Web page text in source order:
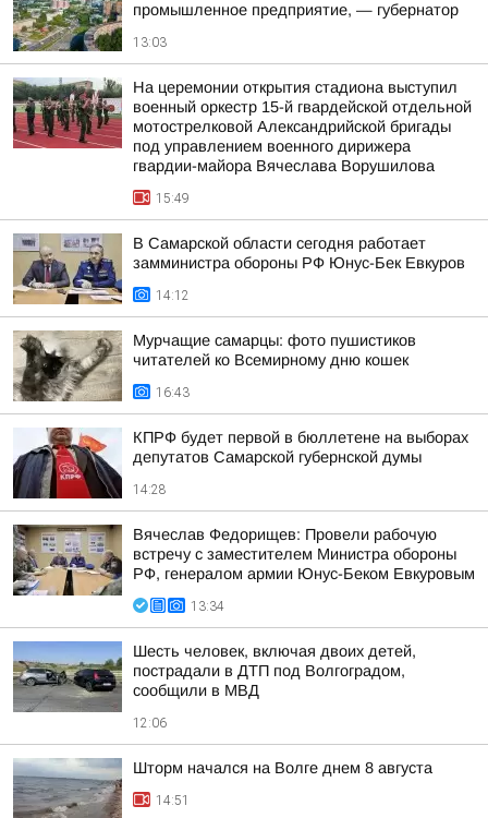
промышленное предприятие, — губернатор
13:03
На церемонии открытия стадиона выступил
военный оркестр 15-й гвардейской отдельной
мотострелковой Александрийской бригады
под управлением военного дирижера
гвардии-майора Вячеслава Ворушилова
15:49
В Самарской области сегодня работает
замминистра обороны РФ Юнус-Бек Евкуров
14:12
Мурчащие самарцы: фото пушистиков
читателей ко Всемирному дню кошек
16:43
КПРФ будет первой в бюллетене на выборах
депутатов Самарской губернской думы
14:28
Вячеслав Федорищев: Провели рабочую
встречу с заместителем Министра обороны
РФ, генералом армии Юнус-Беком Евкуровым
13:34
Шесть человек, включая двоих детей,
пострадали в ДТП под Волгоградом,
сообщили в МВД
12:06
Шторм начался на Волге днем 8 августа
14:51